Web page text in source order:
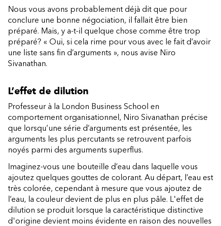
Nous vous avons probablement déjà dit que pour
conclure une bonne négociation, il fallait être bien
préparé. Mais, y a-t-il quelque chose comme être trop
préparé? « Oui, si cela rime pour vous avec le fait d’avoir
une liste sans fin d’arguments », nous avise Niro
Sivanathan.
L’effet de dilution
Professeur à la London Business School en
comportement organisationnel, Niro Sivanathan précise
que lorsqu’une série d’arguments est présentée, les
arguments les plus percutants se retrouvent parfois
noyés parmi des arguments superflus.
Imaginez-vous une bouteille d’eau dans laquelle vous
ajoutez quelques gouttes de colorant. Au départ, l’eau est
très colorée, cependant à mesure que vous ajoutez de
l’eau, la couleur devient de plus en plus pâle. L'effet de
dilution se produit lorsque la caractéristique distinctive
d'origine devient moins évidente en raison des nouvelles